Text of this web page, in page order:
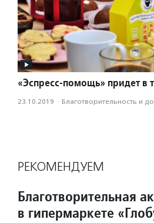
«Эспресс-помощь» придет в
23.10.2019 · Благотвори­тель­ность и
РЕКОМЕНДУЕМ
Благотворительная
в гипермаркете